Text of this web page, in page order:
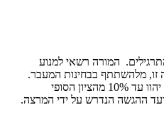
נדרש להגיש לפחות 70% מהתרגילים. המורה רשאי למנוע
מלהשתתף בבחינות המעבר.
מורה רשאי לקבוע שציוני התרגילים יהוו עד 10% מהציון הסופי
ההגשה הנדרש על ידי המרצה.